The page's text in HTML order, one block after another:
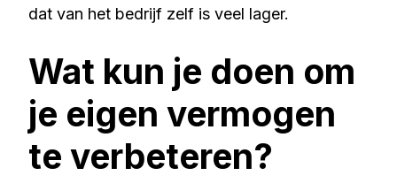
dat van het bedrijf zelf is veel lager.
Wat kun je doen om
je eigen vermogen
te verbeteren?